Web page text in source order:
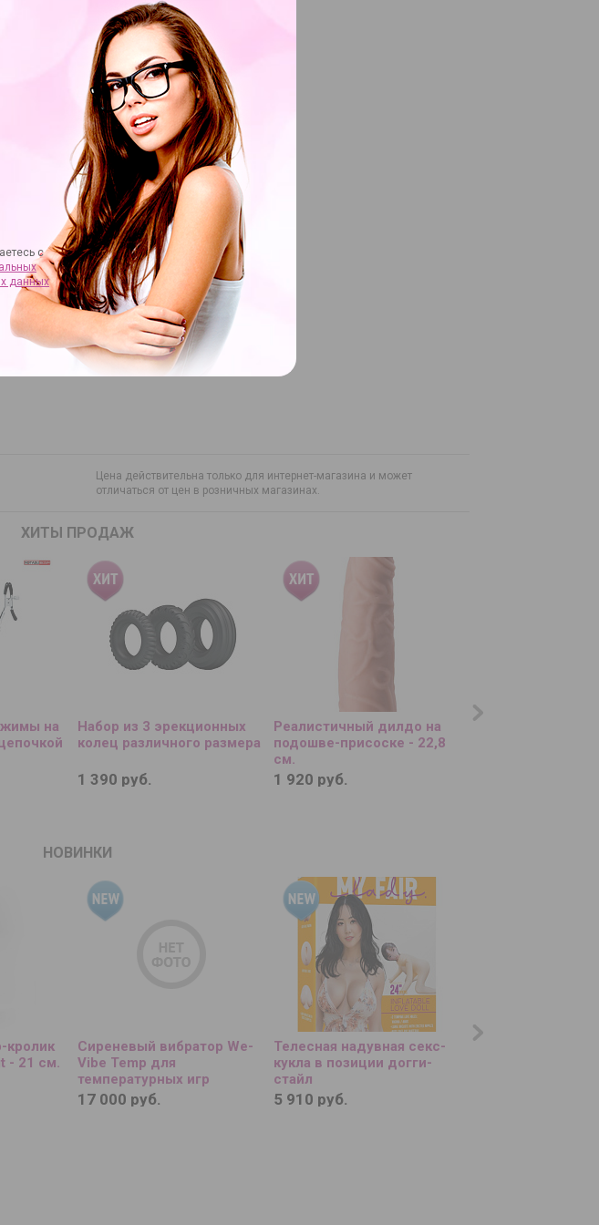
ОТЗЫВЫ
Цена действительна только для интернет-магазина и может
отличаться от цен в розничных магазинах.
ХИТЫ ПРОДАЖ
на
Набор из 3 эрекционных
колец различного размера
1 390 руб.
Реалистичный дилдо на
подошве-присоске - 22,8
см.
1 920 руб.
Мастурбатор-
НОВИНКИ
кролик
- 21 см.
Сиреневый вибратор We-
Vibe Temp для
температурных игр
17 000 руб.
Телесная надувная секс-
кукла в позиции догги-
стайл
5 910 руб.
Голубой вибратор
с
данных